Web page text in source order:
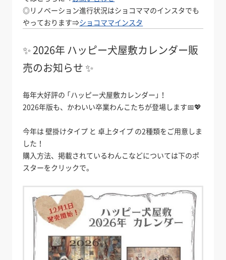
◎リノベーション進行状況はショコママのインスタでも
やっております⇒ショコママインスタ
✨ 2026年 ハッピー犬屋敷カレンダー販
売のお知らせ ✨
毎年大好評の 「ハッピー犬屋敷カレンダー」！
2026年版も、かわいい卒業わんこたちが登場します📅💖
今年は 壁掛けタイプ と 卓上タイプ の2種類をご用意しま
した！
購入方法、掲載されているわんこなどについては下のポ
スターをクリックで。